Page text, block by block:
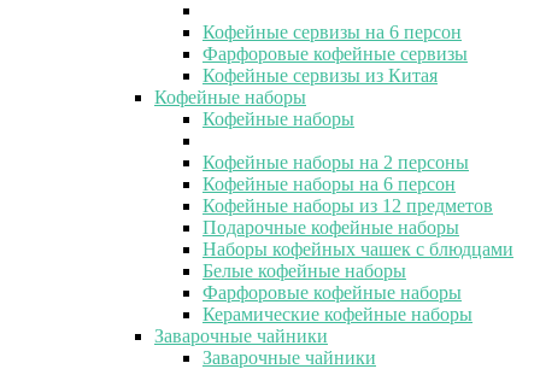
Кофейные сервизы на 6 персон
Фарфоровые кофейные сервизы
Кофейные сервизы из Китая
Кофейные наборы
Кофейные наборы
Кофейные наборы на 2 персоны
Кофейные наборы на 6 персон
Кофейные наборы из 12 предметов
Подарочные кофейные наборы
Наборы кофейных чашек с блюдцами
Белые кофейные наборы
Фарфоровые кофейные наборы
Керамические кофейные наборы
Заварочные чайники
Заварочные чайники